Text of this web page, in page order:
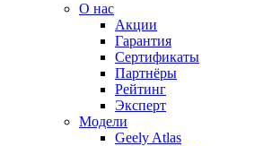
О нас
Акции
Гарантия
Сертификаты
Партнёры
Рейтинг
Эксперт
Модели
Geely Atlas